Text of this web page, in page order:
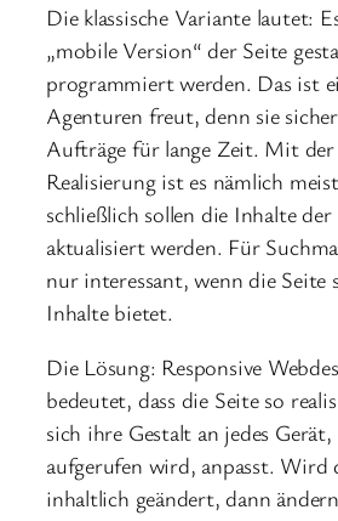
Die klassische Variante lautet:
„mobile Version“ der Seite
programmiert werden. Das ist
Agenturen freut, denn sie
Aufträge für lange Zeit. Mit der
Realisierung ist es nämlich
schließlich sollen die Inhalte
aktualisiert werden. Für
nur interessant, wenn die Seite
Inhalte bietet.
Die Lösung: Responsive
bedeutet, dass die Seite so
sich ihre Gestalt an jedes
aufgerufen wird, anpasst. Wird
inhaltlich geändert, dann